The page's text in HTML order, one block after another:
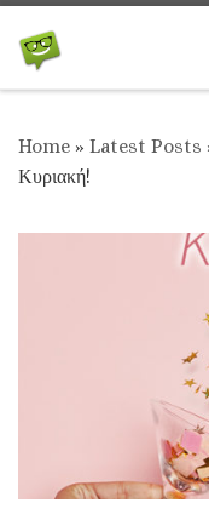
Skip to content
Home » Latest Posts
Κυριακή!